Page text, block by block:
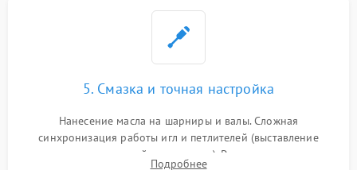
5. Смазка и точная настройка
Нанесение масла на шарниры и валы. Сложная
синхронизация работы игл и петлителей (выставление
зазоров до сотых долей миллиметра). Регулировка прижима
Подробнее